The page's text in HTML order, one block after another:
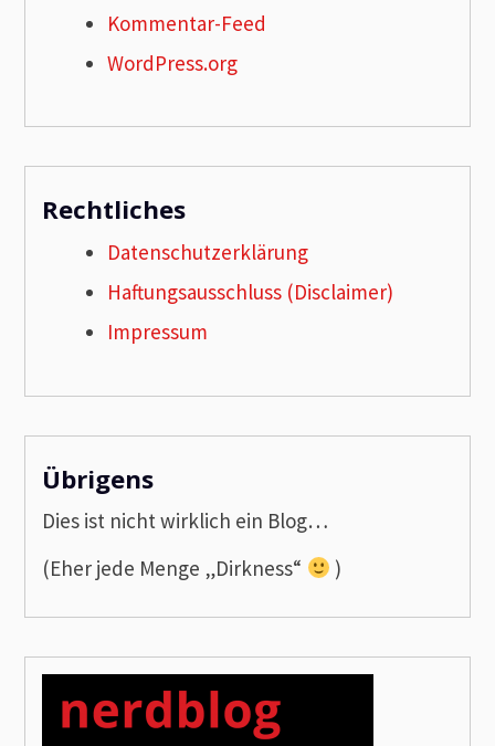
Kommentar-Feed
WordPress.org
Rechtliches
Datenschutzerklärung
Haftungsausschluss (Disclaimer)
Impressum
Übrigens
Dies ist nicht wirklich ein Blog…
(Eher jede Menge „Dirkness“
)